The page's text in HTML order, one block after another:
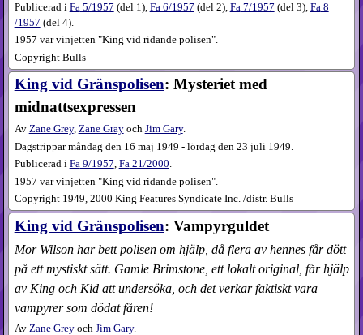
Publicerad i Fa5​/1957 (del 1), Fa6​/1957 (del 2), Fa7​/1957 (del 3), Fa8​
/1957 (del 4).
1957 var vinjetten "King vid ridande polisen".
Copyright Bulls
King vid Gränspolisen: Mysteriet med
midnattsexpressen
Av Zane Grey, Zane Grayoch Jim Gary.
Dagstrippar måndag den 16 maj 1949 - lördag den 23 juli 1949.
Publicerad i Fa9​/1957, Fa21​/2000.
1957 var vinjetten "King vid ridande polisen".
Copyright 1949, 2000 King Features Syndicate Inc. /distr. Bulls
King vid Gränspolisen: Vampyrguldet
Mor Wilson har bett polisen om hjälp, då flera av hennes får dött
på ett mystiskt sätt. Gamle Brimstone, ett lokalt original, får hjälp
av King och Kid att undersöka, och det verkar faktiskt vara
vampyrer som dödat fåren!
Av Zane Greyoch Jim Gary.